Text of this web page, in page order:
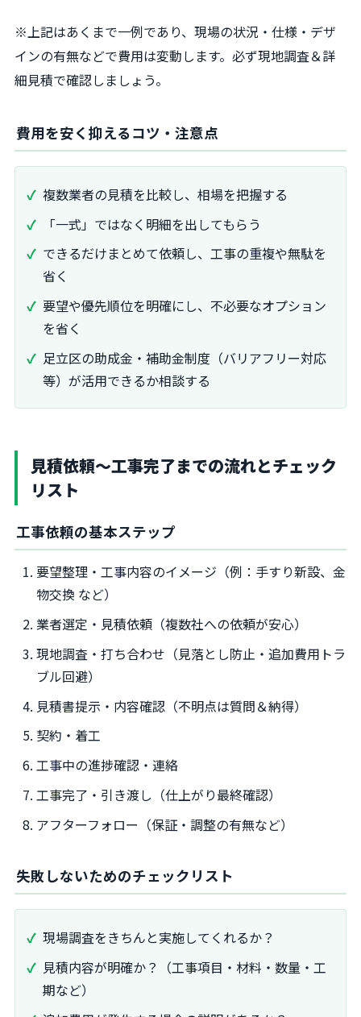
※上記はあくまで一例であり、現場の状況・仕様・デザ
インの有無などで費用は変動します。必ず現地調査＆詳
細見積で確認しましょう。
費用を安く抑えるコツ・注意点
複数業者の見積を比較し、相場を把握する
「一式」ではなく明細を出してもらう
できるだけまとめて依頼し、工事の重複や無駄を
省く
要望や優先順位を明確にし、不必要なオプション
を省く
足立区の助成金・補助金制度（バリアフリー対応
等）が活用できるか相談する
見積依頼～工事完了までの流れとチェック
リスト
工事依頼の基本ステップ
要望整理・工事内容のイメージ（例：手すり新設、金
物交換 など）
業者選定・見積依頼（複数社への依頼が安心）
現地調査・打ち合わせ（見落とし防止・追加費用トラ
ブル回避）
見積書提示・内容確認（不明点は質問＆納得）
契約・着工
工事中の進捗確認・連絡
工事完了・引き渡し（仕上がり最終確認）
アフターフォロー（保証・調整の有無など）
失敗しないためのチェックリスト
現場調査をきちんと実施してくれるか？
見積内容が明確か？（工事項目・材料・数量・工
期など）